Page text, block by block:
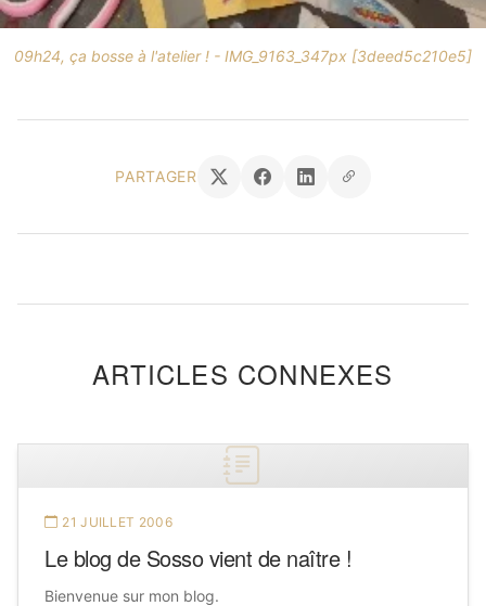
09h24, ça bosse à l'atelier ! - IMG_9163_347px [3deed5c210e5]
PARTAGER
ARTICLES CONNEXES
21 JUILLET 2006
Le blog de Sosso vient de naître !
Bienvenue sur mon blog.